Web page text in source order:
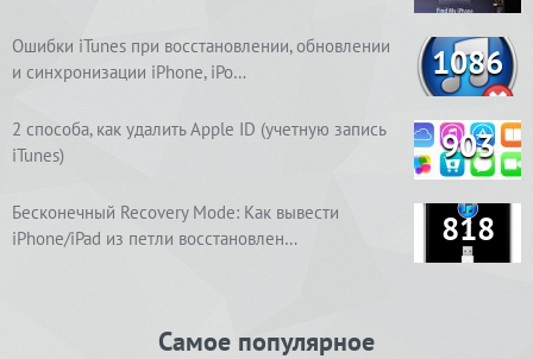
Ошибки iTunes при восстановлении, обновлении
и синхронизации iPhone, iPo…
1086
2 способа, как удалить Apple ID (учетную запись
iTunes)
903
Бесконечный Recovery Mode: Как вывести
iPhone/iPad из петли восстановлен…
818
Самое популярное